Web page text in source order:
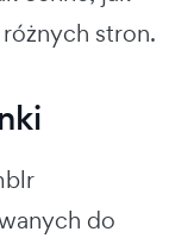
stron.
do